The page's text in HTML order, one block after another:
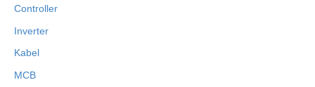
Controller
Inverter
Kabel
MCB